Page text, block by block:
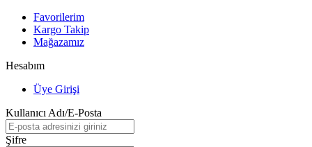
Favorilerim
Kargo Takip
Mağazamız
Hesabım
Üye Girişi
Kullanıcı Adı/E-Posta
Şifre